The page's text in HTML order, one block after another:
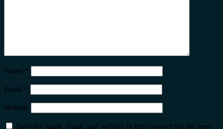
Name *
Email *
Website
Save my name, email, and website in this browser for the next